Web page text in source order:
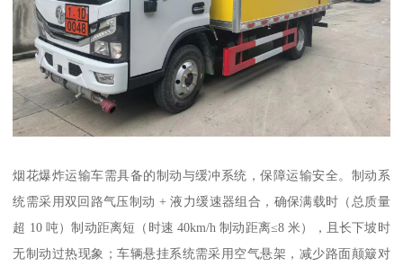
烟花爆炸运输车需具备的制动与缓冲系统，保障运输安全。制动系
统需采用双回路气压制动 + 液力缓速器组合，确保满载时（总质量
超 10 吨）制动距离短（时速 40km/h 制动距离≤8 米），且长下坡时
无制动过热现象；车辆悬挂系统需采用空气悬架，减少路面颠簸对